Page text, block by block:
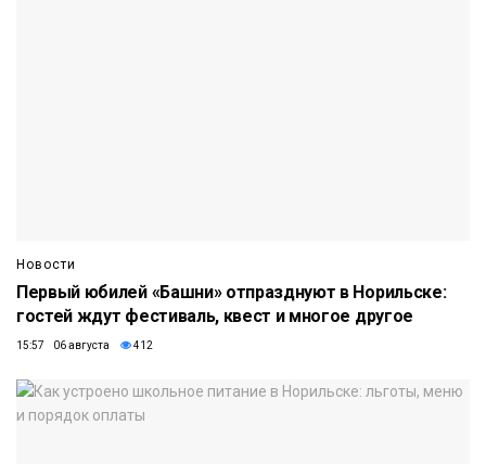
Новости
Первый юбилей «Башни» отпразднуют в Норильске:
гостей ждут фестиваль, квест и многое другое
15:57 06 августа 412